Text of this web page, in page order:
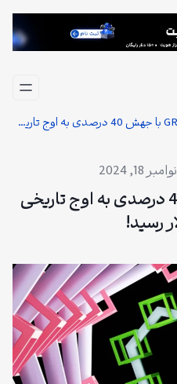
توکن GRASS با جهش 40 درصدی به اوج تاریخی 2.89 دلار رسید!
نوامبر 18, 2024
توکن GRASS با جهش 40 درصدی به اوج تاریخی